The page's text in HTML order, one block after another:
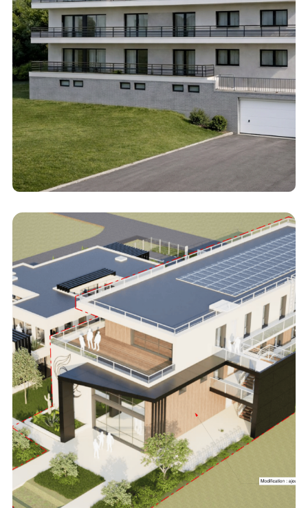
Immeuble résidentiel
Locaux commerciaux